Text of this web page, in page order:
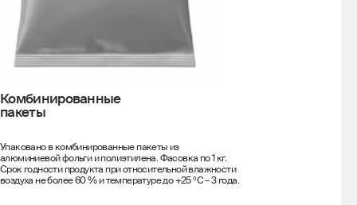
Комбинированные
пакеты
Упаковано в комбинированные пакеты из
алюминиевой фольги и полиэтилена. Фасовка по 1 кг.
Срок годности продукта при относительной влажности
воздуха не более 60 % и температуре до +25 ºС – 3 года.